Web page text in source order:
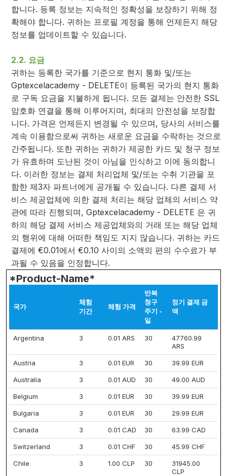
합니다. 등록 정보는 지속적인 정확성을 보장하기 위해 정
확해야 합니다. 귀하는 프로필 계정을 통해 언제든지 해당
정보를 업데이트할 수 있습니다.
2.2. 요금
귀하는 등록한 국가를 기준으로 현지 통화 및/또는
Gptexcelacademy - DELETE이 등록된 국가의 현지 통화
로 구독 요금을 지불하게 됩니다. 모든 결제는 안전한 SSL
암호화 연결을 통해 이루어지며, 최대의 안전성을 보장합
니다. 가격은 언제든지 변경될 수 있으며, 당사의 서비스를
계속 이용함으로써 귀하는 새로운 요금을 수락하는 것으로
간주됩니다. 또한 귀하는 귀하가 제공한 카드 및 청구 정보
가 유효하며 도난된 것이 아님을 인식하고 이에 동의합니
다. 이러한 정보는 결제 처리업체 및/또는 수취 기관을 포
함한 제3자 파트너에게 공개될 수 있습니다. 다른 결제 서
비스 제공업체에 의한 결제 처리는 해당 업체의 서비스 약
관에 따라 진행되며, Gptexcelacademy - DELETE 은 귀
하의 해당 결제 서비스 제공업체와의 거래 또는 해당 업체
의 행위에 대해 어떠한 책임도 지지 않습니다. 귀하는 카드
결제에 €0.01에서 €0.10 사이의 소액의 편의 수수료가 부
과될 수 있음을 인정합니다.
*Product-Name*
국가
체험
기간
체험 가격
반복
청구
주기 -
일
정기 결제 금
액
Argentina 3 0.01 ARS 30
47760.99
ARS
Austria 3 0.01 EUR 30 39.99 EUR
Australia 3 0.01 AUD 30 49.00 AUD
Belgium 3 0.01 EUR 30 39.99 EUR
Bulgaria 3 0.01 EUR 30 29.99 EUR
Canada 3 0.01 CAD 30 63.99 CAD
Switzerland 3 0.01 CHF 30 45.99 CHF
Chile 3 1.00 CLP 30
31945.00
CLP